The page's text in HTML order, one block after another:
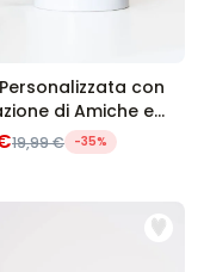
con
di Amiche e
19,99 € -35%